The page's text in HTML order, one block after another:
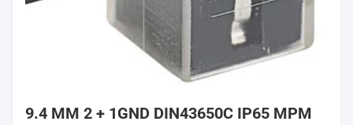
9.4 MM 2 + 1GND DIN43650C IP65 MPM